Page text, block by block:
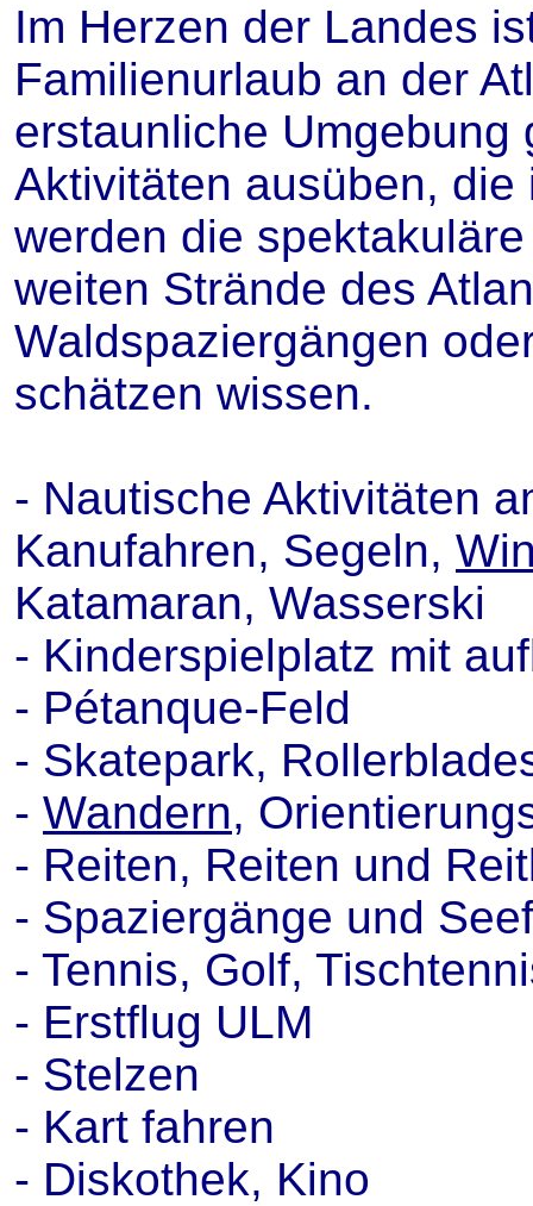
Im Herzen der Landes
Familienurlaub an der
erstaunliche
Aktivitäten ausüben,
werden die
weiten Strände des
Waldspaziergängen
schätzen wissen.
- Nautische Aktivitäten
Kanufahren, Segeln,
Katamaran, Wasserski
- Kinderspielplatz mit
- Pétanque-Feld
- Skatepark,
- Wandern,
- Reiten, Reiten und
- Spaziergänge und
- Tennis, Golf,
- Erstflug ULM
- Stelzen
- Kart fahren
- Diskothek, Kino